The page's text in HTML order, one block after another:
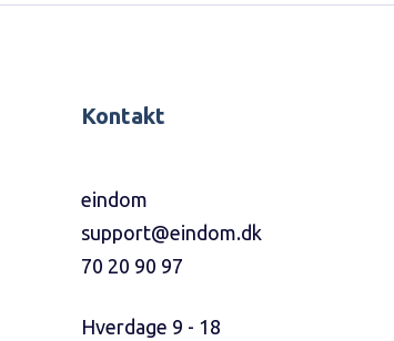
Kontakt
eindom
support@eindom.dk
70 20 90 97
Hverdage 9 - 18